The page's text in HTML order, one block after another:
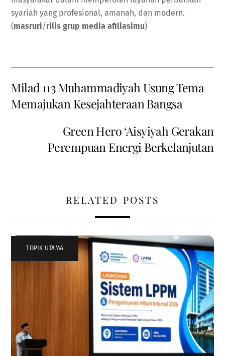
syariah yang profesional, amanah, dan modern.
(masruri/rilis grup media afiliasimu)
Milad 113 Muhammadiyah Usung Tema
Memajukan Kesejahteraan Bangsa
Green Hero ‘Aisyiyah Gerakan
Perempuan Energi Berkelanjutan
RELATED POSTS
TOPIK UTAMA